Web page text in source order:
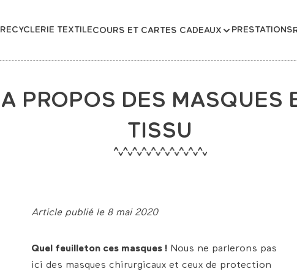
RECYCLERIE TEXTILECOURS ET CARTES CADEAUX PRESTATIONS
A PROPOS DES MASQUES
TISSU
Article publié le 8 mai 2020
Quel feuilleton ces masques ! Nous ne parlerons pas
ici des masques chirurgicaux et ceux de protection